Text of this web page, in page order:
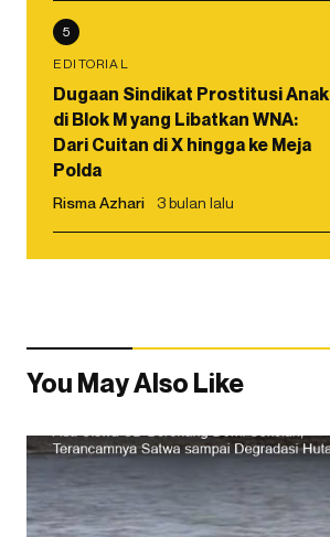
5
EDITORIAL
Dugaan Sindikat Prostitusi Anak
di Blok M yang Libatkan WNA:
Dari Cuitan di X hingga ke Meja
Polda
Risma Azhari 3 bulan lalu
You May Also Like